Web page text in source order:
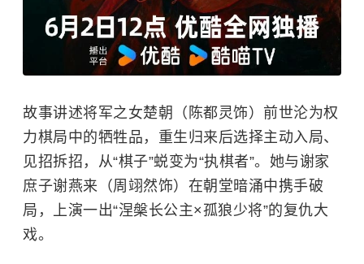
故事讲述将军之女楚朝（陈都灵饰）前世沦为权
力棋局中的牺牲品，重生归来后选择主动入局、
见招拆招，从“棋子”蜕变为“执棋者”。她与谢家
庶子谢燕来（周翊然饰）在朝堂暗涌中携手破
局，上演一出“涅槃长公主×孤狼少将”的复仇大
戏。